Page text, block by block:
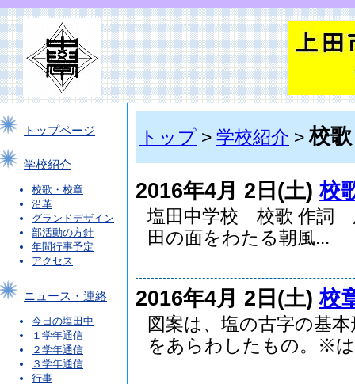
トップページ
学校紹介
校歌・校章
沿革
グランドデザイン
部活動の方針
年間行事予定
アクセス
ニュース・連絡
今日の塩田中
１学年通信
２学年通信
３学年通信
行事
トップ > 学校紹介 >校
2016年4月 2日(土)校
塩田中学校 校歌 作
田の面をわたる朝風...
2016年4月 2日(土)校
図案は、塩の古字の基
をあらわしたもの。※